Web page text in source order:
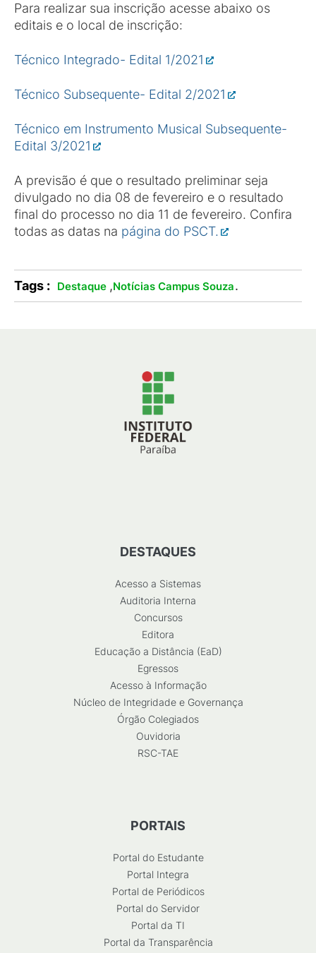
Para realizar sua inscrição acesse abaixo os
editais e o local de inscrição:
Técnico Integrado- Edital 1/2021
Técnico Subsequente- Edital 2/2021
Técnico em Instrumento Musical Subsequente-
Edital 3/2021
A previsão é que o resultado preliminar seja
divulgado no dia 08 de fevereiro e o resultado
final do processo no dia 11 de fevereiro. Confira
todas as datas na página do PSCT.
Tags : Destaque ,Notícias Campus Souza.
DESTAQUES
Acesso a Sistemas
Auditoria Interna
Concursos
Editora
Educação a Distância (EaD)
Egressos
Acesso à Informação
Núcleo de Integridade e Governança
Órgão Colegiados
Ouvidoria
RSC-TAE
PORTAIS
Portal do Estudante
Portal Integra
Portal de Periódicos
Portal do Servidor
Portal da TI
Portal da Transparência